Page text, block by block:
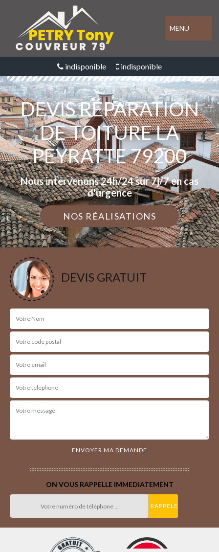
MENU
indisponible indisponible
DEVIS RÉPARATION
DE TOITURE LA
PEYRATTE 79200
Nous intervenons 24h/24 sur 7j/7 en cas
d'urgence
NOS RÉALISATIONS
DEVIS GRATUIT
ON VOUS RAPPELLE IMMEDIATEMENT